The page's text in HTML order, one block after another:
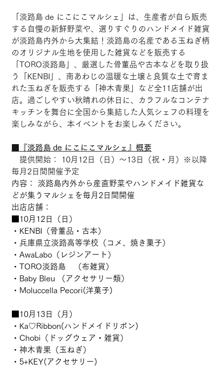
「淡路島 de にこにこマルシェ」は、生産者が自ら販売
する自慢の新鮮野菜や、選りすぐりのハンドメイド雑貨
が淡路島内外から大集結！淡路島の名産である玉ねぎ柄
のオリジナル生地を使用した雑貨などを販売する
「TORO淡路島」、厳選した骨董品や古本などを取り扱
う「KENBI」、南あわじの温暖な土壌と良質な土で育ま
れた玉ねぎを販売する「神木青果」など全11店舗が出
店。過ごしやすい秋晴れの休日に、カラフルなコンテナ
キッチンを舞台に全国から集結した人気シェフの料理を
楽しみながら、本イベントをお楽しみください。
■『淡路島 de にこにこマルシェ』概要
提供開始： 10月12日（日）～13日（祝・月）※以降
毎月2日間開催予定
内容： 淡路島内外から産直野菜やハンドメイド雑貨な
どが集うマルシェを毎月2日間開催
出店店舗：
■10月12日（日）
・KENBI（骨董品・古本）
・兵庫県立淡路高等学校（コメ、焼き菓子）
・AwaLabo（レジンアート）
・TORO淡路島　（布雑貨）
・Baby Bleu （アクセサリー類）
・Moluccella Pecori(洋菓子)
■10月13日（月）
・Ka♡Ribbon(ハンドメイドリボン)
・Chobi（ドッグウェア・雑貨）
・神木青果（玉ねぎ）
・5+KEY(アクセサリー)